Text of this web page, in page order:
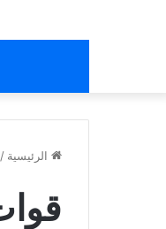
الرئيسية /